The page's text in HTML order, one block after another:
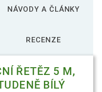
NÁVODY A ČLÁNKY
RECENZE
ŘETĚZ 5 M,
BÍLÝ